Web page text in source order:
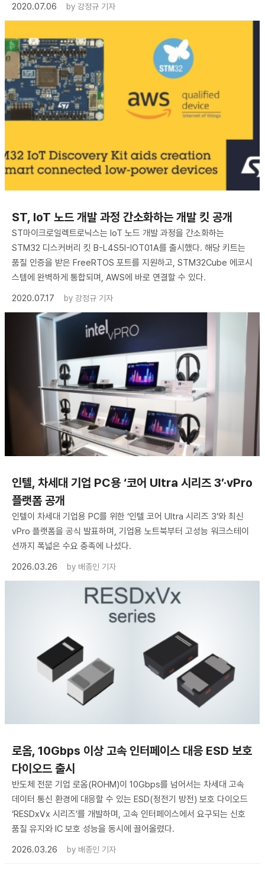
2020.07.06 by 강정규 기자
ST, IoT 노드 개발 과정 간소화하는 개발 킷 공개
ST마이크로일렉트로닉스는 IoT 노드 개발 과정을 간소화하는
STM32 디스커버리 킷 B-L4S5I-IOT01A를 출시했다. 해당 키트는
품질 인증을 받은 FreeRTOS 포트를 지원하고, STM32Cube 에코시
스템에 완벽하게 통합되며, AWS에 바로 연결할 수 있다.
2020.07.17
by 강정규 기자
인텔, 차세대 기업 PC용 ‘코어 Ultra 시리즈 3’·vPro
플랫폼 공개
인텔이 차세대 기업용 PC를 위한 ‘인텔 코어 Ultra 시리즈 3’와 최신
vPro 플랫폼을 공식 발표하며, 기업용 노트북부터 고성능 워크스테이
션까지 폭넓은 수요 충족에 나섰다.
2026.03.26
by 배종인 기자
로옴, 10Gbps 이상 고속 인터페이스 대응 ESD 보호
다이오드 출시
반도체 전문 기업 로옴(ROHM)이 10Gbps를 넘어서는 차세대 고속
데이터 통신 환경에 대응할 수 있는 ESD(정전기 방전) 보호 다이오드
‘RESDxVx 시리즈’를 개발하며, 고속 인터페이스에서 요구되는 신호
품질 유지와 IC 보호 성능을 동시에 끌어올렸다.
2026.03.26
by 배종인 기자